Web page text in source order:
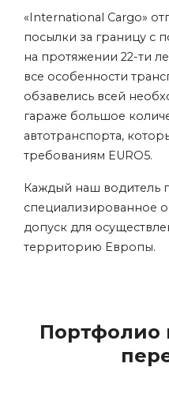
«International Cargo»
посылки за границу с
на протяжении 22-ти
все особенности
обзавелись всей
гараже большое
автотранспорта,
требованиям EURO5.
Каждый наш водитель
специализированное
допуск для
территорию Европы.
Портфолио